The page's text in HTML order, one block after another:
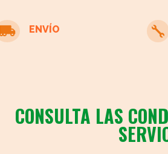
 ENVÍO 
CONSULTA LAS